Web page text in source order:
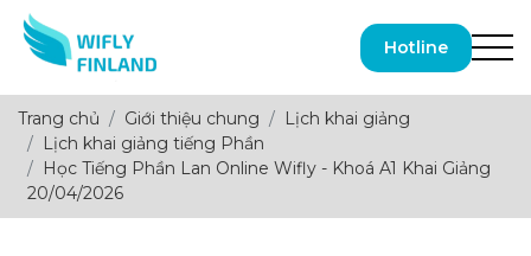
Hotline
Trang chủ Giới thiệu chung
Lịch khai giảng
Lịch khai giảng tiếng Phần
Học Tiếng Phần Lan Online Wifly - Khoá A1 Khai Giảng
20/04/2026